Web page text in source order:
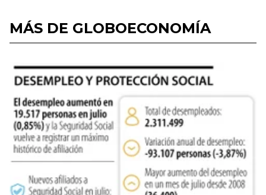
MÁS DE GLOBOECONOMÍA